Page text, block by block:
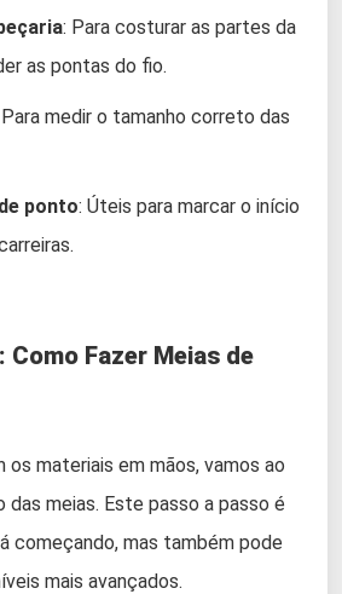
: Para costurar as partes da
as pontas do fio.
medir o tamanho correto das
ponto: Úteis para marcar o início
Como Fazer Meias de
materiais em mãos, vamos ao
meias. Este passo a passo é
começando, mas também pode
mais avançados.